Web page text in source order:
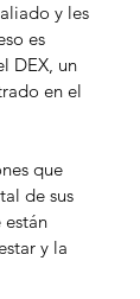
y les
es
DEX, un
en el
que
de sus
están
y la